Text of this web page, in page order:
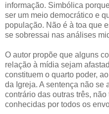
informação. Simbólica
ser um meio democrático e
população. Não é à toa que
se sobressai nas análises
O autor propõe que alguns
relação à mídia sejam
constituem o quarto poder,
da Igreja. A sentença não se
contrário das outras três,
conhecidas por todos os